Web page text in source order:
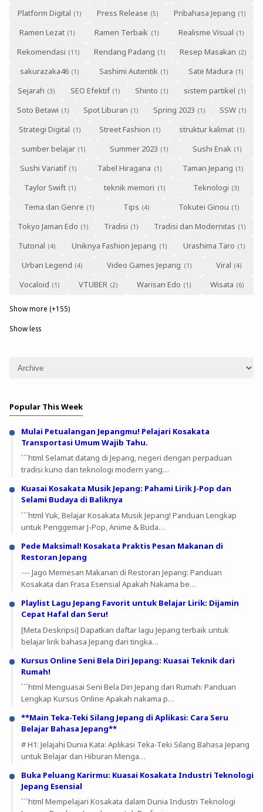
Platform Digital
Press Release
Pribahasa Jepang
Ramen Lezat
Ramen Terbaik
Realisme Visual
Rekomendasi
Rendang Padang
Resep Masakan
sakurazaka46
Sashimi Autentik
Sate Madura
Sejarah
SEO Efektif Shinto
sistem partikel
Soto Betawi
Spot Liburan Spring 2023
SSW
Strategi Digital
Street Fashion
struktur kalimat
sumber belajar
Summer 2023
Sushi Enak
Sushi Variatif
Tabel Hiragana
Taman Jepang
Taylor Swift
teknik memori
Teknologi
Tema dan Genre
Tips
Tokutei Ginou
Tokyo Jaman Edo
Tradisi
Tradisi dan Modernitas
Tutorial
Uniknya Fashion Jepang
Urashima Taro
Urban Legend
Video Games Jepang
Viral
Vocaloid
VTUBER Warisan Edo Wisata
Show more (+155)
Show less
Popular This Week
Mulai Petualangan Jepangmu! Pelajari Kosakata
Transportasi Umum Wajib Tahu.
```html Selamat datang di Jepang, negeri dengan perpaduan
tradisi kuno dan teknologi modern yang…
Kuasai Kosakata Musik Jepang: Pahami Lirik J-Pop dan
Selami Budaya di Baliknya
```html Yuk, Belajar Kosakata Musik Jepang! Panduan Lengkap
untuk Penggemar J-Pop, Anime & Buda…
Pede Maksimal! Kosakata Praktis Pesan Makanan di
Restoran Jepang
--- Jago Memesan Makanan di Restoran Jepang: Panduan
Kosakata dan Frasa Esensial Apakah Nakama be…
Playlist Lagu Jepang Favorit untuk Belajar Lirik: Dijamin
Cepat Hafal dan Seru!
[Meta Deskripsi] Dapatkan daftar lagu Jepang terbaik untuk
belajar lirik bahasa Jepang dari tingka…
Kursus Online Seni Bela Diri Jepang: Kuasai Teknik dari
Rumah!
```html Menguasai Seni Bela Diri Jepang dari Rumah: Panduan
Lengkap Kursus Online Apakah nakama p…
**Main Teka-Teki Silang Jepang di Aplikasi: Cara Seru
Belajar Bahasa Jepang**
# H1: Jelajahi Dunia Kata: Aplikasi Teka-Teki Silang Bahasa Jepang
untuk Belajar dan Hiburan Menga…
Buka Peluang Karirmu: Kuasai Kosakata Industri Teknologi
Jepang Esensial
```html Mempelajari Kosakata dalam Dunia Industri Teknologi